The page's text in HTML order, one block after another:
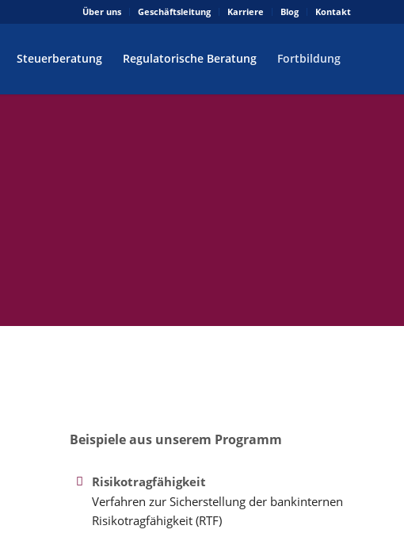
Über uns Geschäftsleitung Karriere Blog Kontakt
Steuerberatung Regulatorische Beratung Fortbildung
Beispiele aus unserem Programm
Risikotragfähigkeit
Verfahren zur Sicherstellung der bankinternen
Risikotragfähigkeit (RTF)